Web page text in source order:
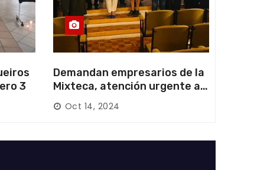
3
Demandan empresarios de la
Mixteca, atención urgente a
las carreteras locales y
federales
Oct 14, 2024